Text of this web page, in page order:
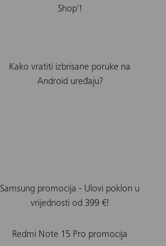
Shop'!
Kako vratiti izbrisane poruke na
Android uređaju?
Samsung promocija - Ulovi poklon u
vrijednosti od 399 €!
Redmi Note 15 Pro promocija